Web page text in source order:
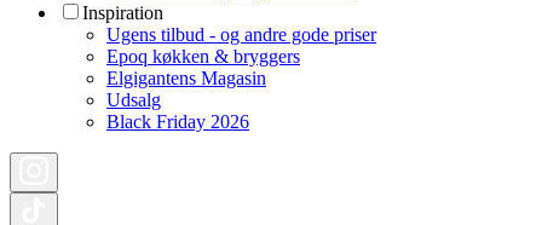
Inspiration
Ugens tilbud - og andre gode priser
Epoq køkken & bryggers
Elgigantens Magasin
Udsalg
Black Friday 2026